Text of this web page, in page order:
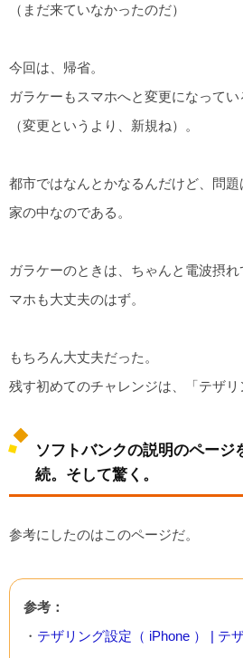
（まだ来ていなかったのだ）
今回は、帰省。
ガラケーもスマホへと変更になってい
（変更というより、新規ね）。
都市ではなんとかなるんだけど、問題
家の中なのである。
ガラケーのときは、ちゃんと電波摂
マホも大丈夫のはず。
もちろん大丈夫だった。
残す初めてのチャレンジは、「テザリ
ソフトバンクの説明のページ
続。そして驚く。
参考にしたのはこのページだ。
参考：
・ テザリング設定（ iPhone ） | テ